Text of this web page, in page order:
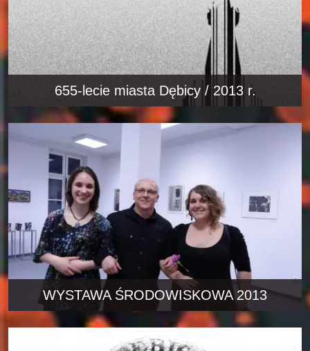
655-lecie miasta Dębicy / 2013 r.
WYSTAWA ŚRODOWISKOWA 2013